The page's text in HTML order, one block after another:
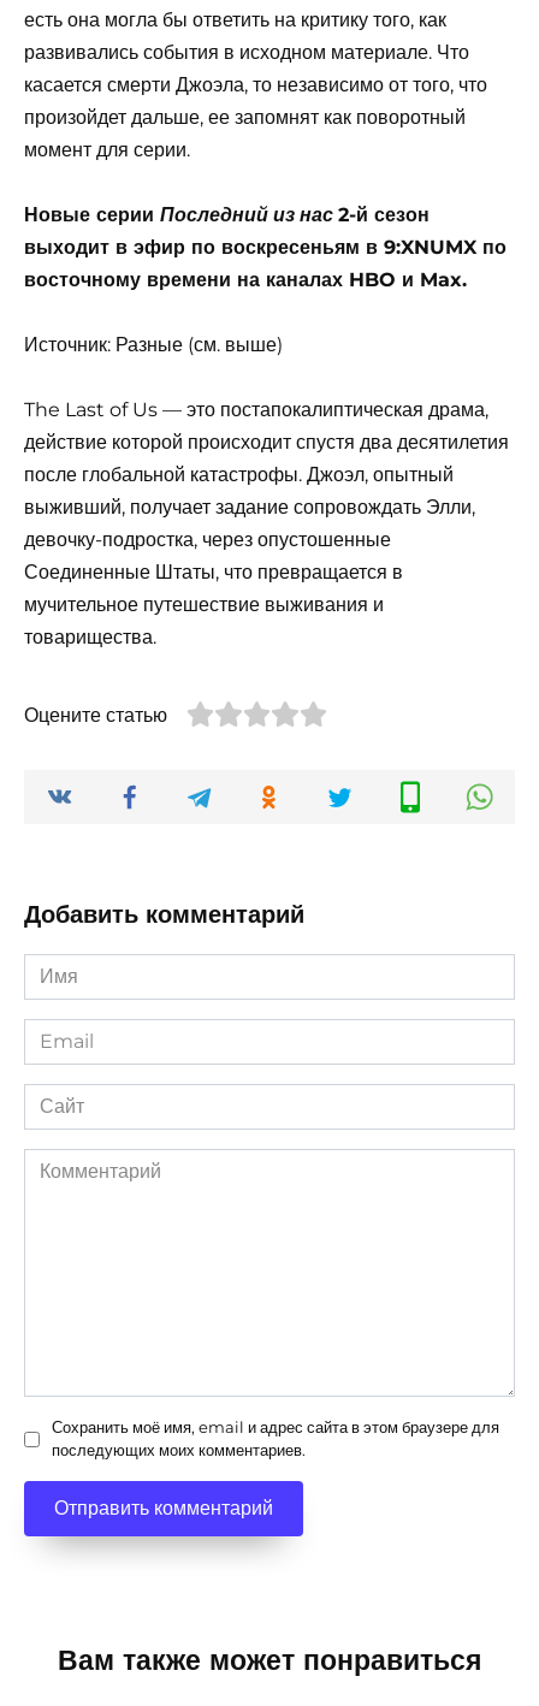
есть она могла бы ответить на критику того, как
развивались события в исходном материале. Что
касается смерти Джоэла, то независимо от того, что
произойдет дальше, ее запомнят как поворотный
момент для серии.
Новые серии Последний из нас 2-й сезон
выходит в эфир по воскресеньям в 9:XNUMX по
восточному времени на каналах HBO и Max.
Источник: Разные (см. выше)
The Last of Us — это постапокалиптическая драма,
действие которой происходит спустя два десятилетия
после глобальной катастрофы. Джоэл, опытный
выживший, получает задание сопровождать Элли,
девочку-подростка, через опустошенные
Соединенные Штаты, что превращается в
мучительное путешествие выживания и
товарищества.
Оцените статью
Добавить комментарий
Имя
*
Email
*
Сайт
Комментарий
Сохранить моё имя, email и адрес сайта в этом браузере для
последующих моих комментариев.
Вам также может понравиться